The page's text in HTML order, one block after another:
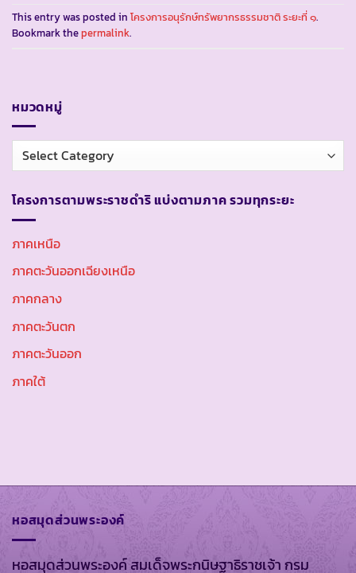
This entry was posted in โครงการอนุรักษ์ทรัพยากรธรรมชาติ ระยะที่ ๑.
Bookmark thepermalink.
หมวดหมู่
หมวด
หมู่
โครงการตามพระราชดำริ แบ่งตามภาค รวมทุกระยะ
ภาคเหนือ
ภาคตะวันออกเฉียงเหนือ
ภาคกลาง
ภาคตะวันตก
ภาคตะวันออก
ภาคใต้
หอสมุดส่วนพระองค์
หอสมุดส่วนพระองค์ สมเด็จพระกนิษฐาธิราชเจ้า กรม